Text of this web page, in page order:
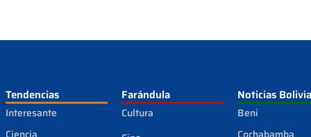
Tendencias
Interesante
Ciencia
Farándula
Cultura
Noticias Bolivia
Beni
Cochabamba